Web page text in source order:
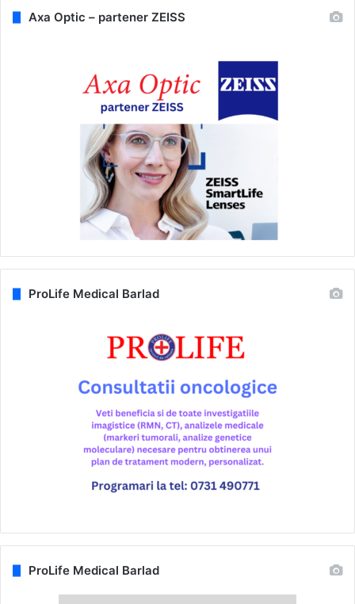
Axa Optic – partener ZEISS
ProLife Medical Barlad
ProLife Medical Barlad